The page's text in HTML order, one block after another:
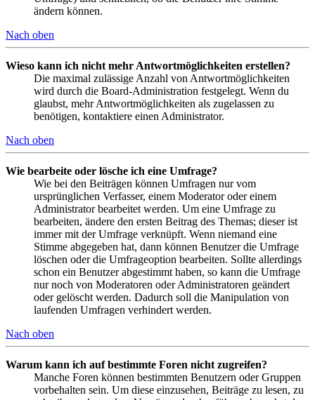
ändern können.
Nach oben
Wieso kann ich nicht mehr Antwortmöglichkeiten erstellen?
Die maximal zulässige Anzahl von Antwortmöglichkeiten
wird durch die Board-Administration festgelegt. Wenn du
glaubst, mehr Antwortmöglichkeiten als zugelassen zu
benötigen, kontaktiere einen Administrator.
Nach oben
Wie bearbeite oder lösche ich eine Umfrage?
Wie bei den Beiträgen können Umfragen nur vom
ursprünglichen Verfasser, einem Moderator oder einem
Administrator bearbeitet werden. Um eine Umfrage zu
bearbeiten, ändere den ersten Beitrag des Themas; dieser ist
immer mit der Umfrage verknüpft. Wenn niemand eine
Stimme abgegeben hat, dann können Benutzer die Umfrage
löschen oder die Umfrageoption bearbeiten. Sollte allerdings
schon ein Benutzer abgestimmt haben, so kann die Umfrage
nur noch von Moderatoren oder Administratoren geändert
oder gelöscht werden. Dadurch soll die Manipulation von
laufenden Umfragen verhindert werden.
Nach oben
Warum kann ich auf bestimmte Foren nicht zugreifen?
Manche Foren können bestimmten Benutzern oder Gruppen
vorbehalten sein. Um diese einzusehen, Beiträge zu lesen, zu